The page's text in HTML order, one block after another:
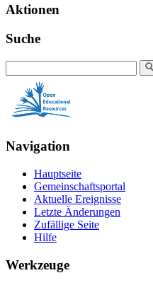
Aktionen
Suche
Navigation
Hauptseite
Gemeinschaftsportal
Aktuelle Ereignisse
Letzte Änderungen
Zufällige Seite
Hilfe
Werkzeuge